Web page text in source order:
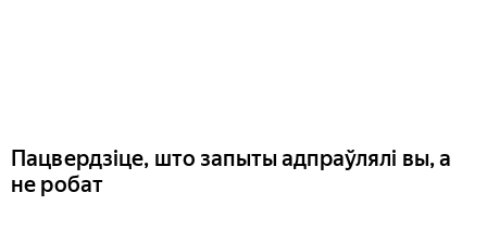
Пацвердзіце, што запыты адпраўлялі вы, а
не робат